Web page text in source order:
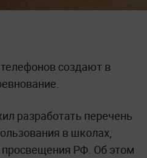
создают в
разработать перечень
в школах,
РФ. Об этом